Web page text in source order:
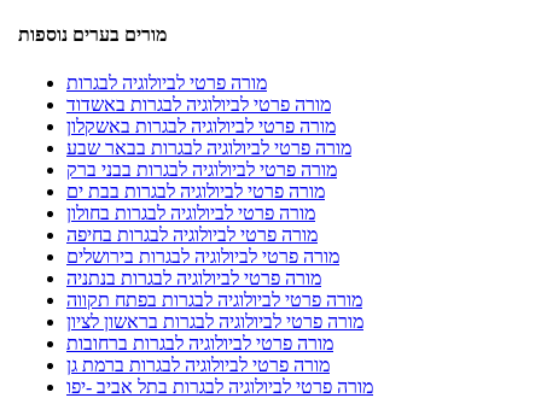
מורים בערים נוספות
מורה פרטי לביולוגיה לבגרות
מורה פרטי לביולוגיה לבגרות באשדוד
מורה פרטי לביולוגיה לבגרות באשקלון
מורה פרטי לביולוגיה לבגרות בבאר שבע
מורה פרטי לביולוגיה לבגרות בבני ברק
מורה פרטי לביולוגיה לבגרות בבת ים
מורה פרטי לביולוגיה לבגרות בחולון
מורה פרטי לביולוגיה לבגרות בחיפה
מורה פרטי לביולוגיה לבגרות בירושלים
מורה פרטי לביולוגיה לבגרות בנתניה
מורה פרטי לביולוגיה לבגרות בפתח תקווה
מורה פרטי לביולוגיה לבגרות בראשון לציון
מורה פרטי לביולוגיה לבגרות ברחובות
מורה פרטי לביולוגיה לבגרות ברמת גן
מורה פרטי לביולוגיה לבגרות בתל אביב -יפו